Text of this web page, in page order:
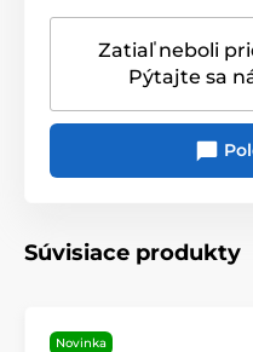
Pre deti
Zatiaľ neboli
Pýtajte sa
Súvisiace produkty
Novinka